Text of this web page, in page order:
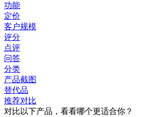
功能
定价
客户规模
评分
点评
问答
分类
产品截图
替代品
推荐对比
对比以下产品，看看哪个更适合你？